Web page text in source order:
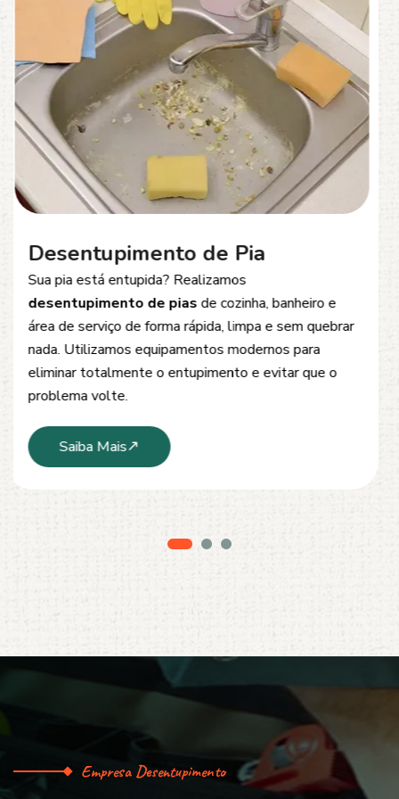
Desentupimento de Esgoto
Problemas comentupimento de esgoto
Oferecemos soluções rápidas e eficientes para
desobstrução de redes de esgoto, caixas de
inspeção e tubulações. Utilizamos equipamentos
modernos e técnicas seguras que garantem um
serviço limpo, ágil e sem danos à estrutura.
Saiba Mais
Empresa Desentupimento